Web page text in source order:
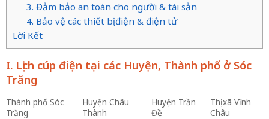
3. Đảm bảo an toàn cho người & tài sản
4. Bảo vệ các thiết bị điện & điện tử
Lời Kết
I. Lịch cúp điện tại các Huyện, Thành phố ở Sóc
Trăng
Thành phố Sóc
Trăng
Huyện Châu
Thành
Huyện Trần
Đề
Thị xã Vĩnh
Châu